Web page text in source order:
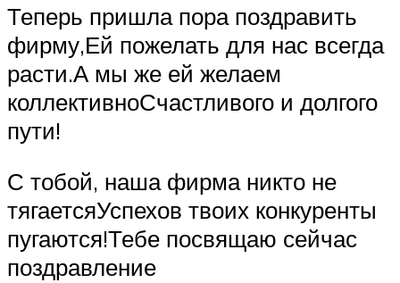
Теперь пришла пора поздравить
фирму,Ей пожелать для нас всегда
расти.А мы же ей желаем
коллективноСчастливого и долгого
пути!
С тобой, наша фирма никто не
тягаетсяУспехов твоих конкуренты
пугаются!Тебе посвящаю сейчас
поздравление